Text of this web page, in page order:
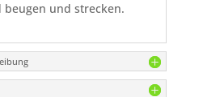
beugen und strecken.